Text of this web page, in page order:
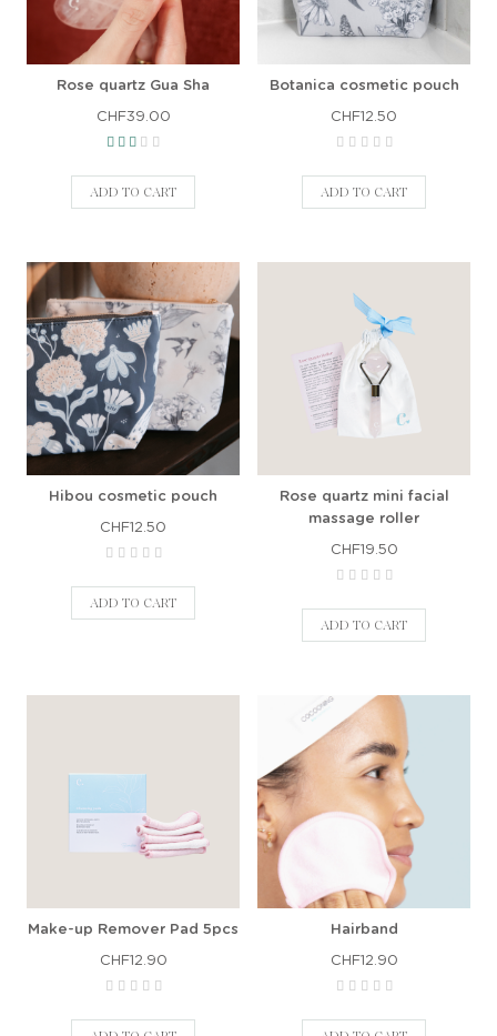
Rose quartz Gua Sha
CHF39.00
ADD TO CART
Botanica cosmetic pouch
CHF12.50
ADD TO CART
Hibou cosmetic pouch
CHF12.50
ADD TO CART
Rose quartz mini facial
massage roller
CHF19.50
ADD TO CART
Make-up Remover Pad 5pcs
CHF12.90
Hairband
CHF12.90